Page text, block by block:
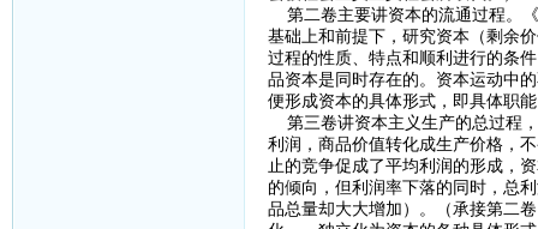
第二卷主要讲资本的流通过程。
基础上和前提下，研究资本（剩余
过程的性质、特点和顺利进行的条
品资本是同时存在的。资本运动中
便形成资本的具体形式，即具体职
第三卷讲资本主义生产的总过程
利润，商品价值转化成生产价格，
止的竞争促成了平均利润的形成，
的倾向，但利润率下落的同时，总
品总量却大大增加）。（承接第二